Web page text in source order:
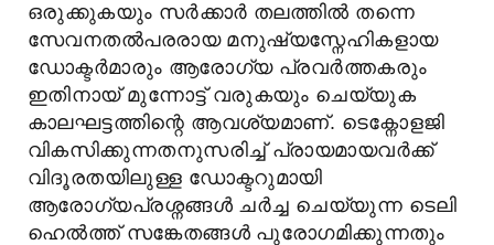
ഒരുക്കുകയും സർക്കാർ തലത്തിൽ തന്നെ
സേവനതൽപരരായ മനുഷ്യസ്നേഹികളായ
ഡോക്ടർമാരും ആരോഗ്യ പ്രവർത്തകരും
ഇതിനായ് മുന്നോട്ട് വരുകയും ചെയ്യുക
കാലഘട്ടത്തിന്റെ ആവശ്യമാണ്. ടെക്നോളജി
വികസിക്കുന്നതനുസരിച്ച് പ്രായമായവർക്ക്
വിദൂരതയിലുള്ള ഡോക്ടറുമായി
ആരോഗ്യപ്രശ്നങ്ങൾ ചർച്ച ചെയ്യുന്ന ടെലി
ഹെൽത്ത് സങ്കേതങ്ങൾ പുരോഗമിക്കുന്നതും